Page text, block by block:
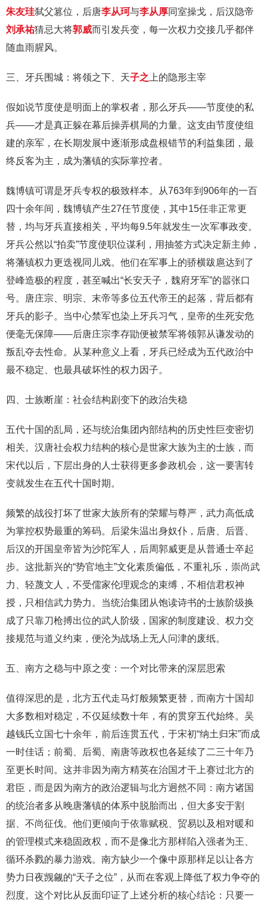
朱友珪弑父篡位，后唐李从珂与李从厚同室操戈，后汉隐帝
刘承祐猜忌大将郭威而引发兵变，每一次权力交接几乎都伴
随血雨腥风。
三、牙兵围城：将领之下、天子之上的隐形主宰
假如说节度使是明面上的掌权者，那么牙兵——节度使的私
兵——才是真正躲在幕后操弄棋局的力量。这支由节度使组
建的亲军，在长期发展中逐渐形成盘根错节的利益集团，最
终反客为主，成为藩镇的实际掌控者。
魏博镇可谓是牙兵专权的极致样本。从763年到906年的一百
四十余年间，魏博镇产生27任节度使，其中15任非正常更
替，均与牙兵直接相关，平均每9.5年就发生一次军事政变。
牙兵公然以“拍卖”节度使职位谋利，用抽签方式决定新主帅，
将藩镇权力更迭视同儿戏。他们在军事上的骄横跋扈达到了
登峰造极的程度，甚至喊出“长安天子，魏府牙军”的嚣张口
号。唐庄宗、明宗、末帝等多位五代帝王的起落，背后都有
牙兵的影子。当中心禁军也染上牙兵习气，皇帝的生死安危
便毫无保障——后唐庄宗李存勖便被禁军将领郭从谦发动的
叛乱夺去性命。从某种意义上看，牙兵已经成为五代政治中
最不稳定、也最具破坏性的权力因子。
四、士族断崖：社会结构剧变下的政治失稳
五代十国的乱局，还与统治集团内部结构的历史性巨变密切
相关。汉唐社会权力结构的核心是世家大族为主的士族，而
宋代以后，下层出身的人士获得更多参政机会，这一要害转
变就发生在五代十国时期。
频繁的战役打坏了世家大族所有的荣耀与尊严，武力高低成
为掌控权势最重的筹码。后梁朱温出身奴仆，后唐、后晋、
后汉的开国皇帝皆为沙陀军人，后周郭威更是从普通士卒起
步。这批新兴的“势官地主”文化素质偏低，不重礼乐，崇尚武
力、轻蔑文人，不受儒家伦理观念的束缚，不相信君权神
授，只相信武力势力。当统治集团从饱读诗书的士族阶级换
成了只靠刀枪搏出位的武人阶级，国家的制度建设、权力交
接规范与道义约束，便沦为战场上无人问津的废纸。
五、南方之稳与中原之变：一个对比带来的深层思索
值得深思的是，北方五代走马灯般频繁更替，而南方十国却
大多数相对稳定，不仅延续数十年，有的贯穿五代始终。吴
越钱氏立国七十余年，前后连贯五代，于宋初“纳土归宋”而成
一时佳话；前蜀、后蜀、南唐等政权也各延续了二三十年乃
至更长时间。这并非因为南方精英在治国才干上赛过北方的
君臣，而是因为南方的政治逻辑与北方迥然不同：南方诸国
的统治者多从晚唐藩镇的体系中脱胎而出，但大多安于割
据、不尚征伐。他们更倾向于依靠赋税、贸易以及相对暖和
的管理模式来稳固政权，而不是像北方那样陷入强者为王、
循环杀戮的暴力游戏。南方缺少一个像中原那样足以让各方
势力日夜觊觎的“天子之位”，从而在客观上降低了权力争夺的
烈度。这个对比从反面印证了上述分析的核心结论：只要一